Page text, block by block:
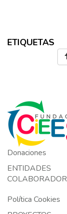
ETIQUETAS
Donaciones
ENTIDADES
Política Cookies